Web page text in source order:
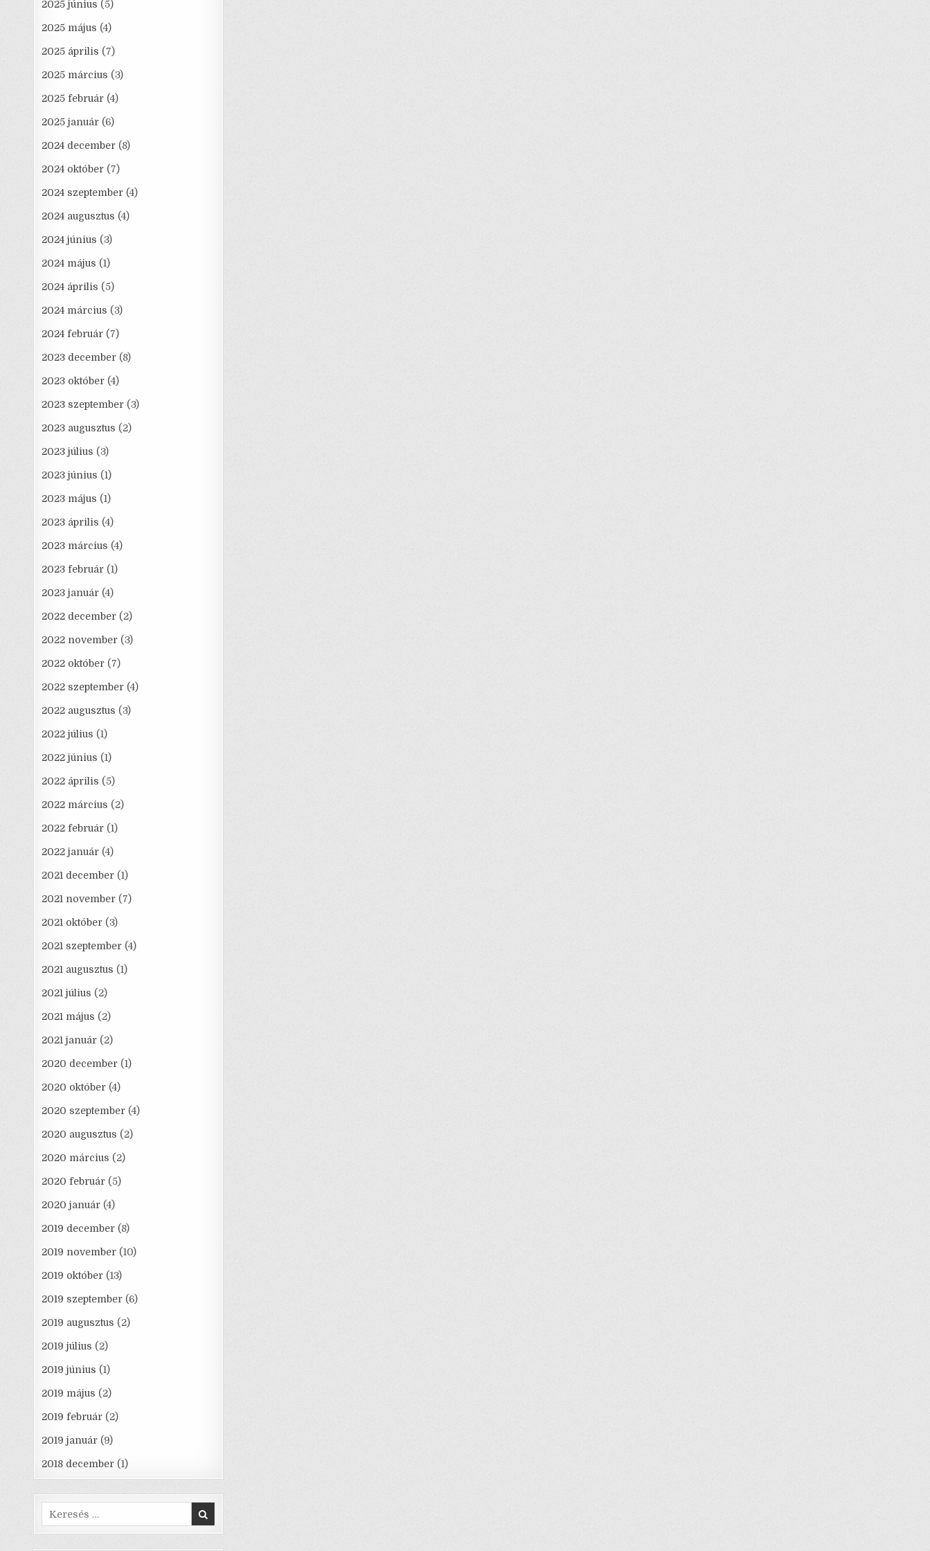
2025 június (5)
2025 május (4)
2025 április (7)
2025 március (3)
2025 február (4)
2025 január (6)
2024 december (8)
2024 október (7)
2024 szeptember (4)
2024 augusztus (4)
2024 június (3)
2024 május (1)
2024 április (5)
2024 március (3)
2024 február (7)
2023 december (8)
2023 október (4)
2023 szeptember (3)
2023 augusztus (2)
2023 július (3)
2023 június (1)
2023 május (1)
2023 április (4)
2023 március (4)
2023 február (1)
2023 január (4)
2022 december (2)
2022 november (3)
2022 október (7)
2022 szeptember (4)
2022 augusztus (3)
2022 július (1)
2022 június (1)
2022 április (5)
2022 március (2)
2022 február (1)
2022 január (4)
2021 december (1)
2021 november (7)
2021 október (3)
2021 szeptember (4)
2021 augusztus (1)
2021 július (2)
2021 május (2)
2021 január (2)
2020 december (1)
2020 október (4)
2020 szeptember (4)
2020 augusztus (2)
2020 március (2)
2020 február (5)
2020 január (4)
2019 december (8)
2019 november (10)
2019 október (13)
2019 szeptember (6)
2019 augusztus (2)
2019 július (2)
2019 június (1)
2019 május (2)
2019 február (2)
2019 január (9)
2018 december (1)
Search
for: